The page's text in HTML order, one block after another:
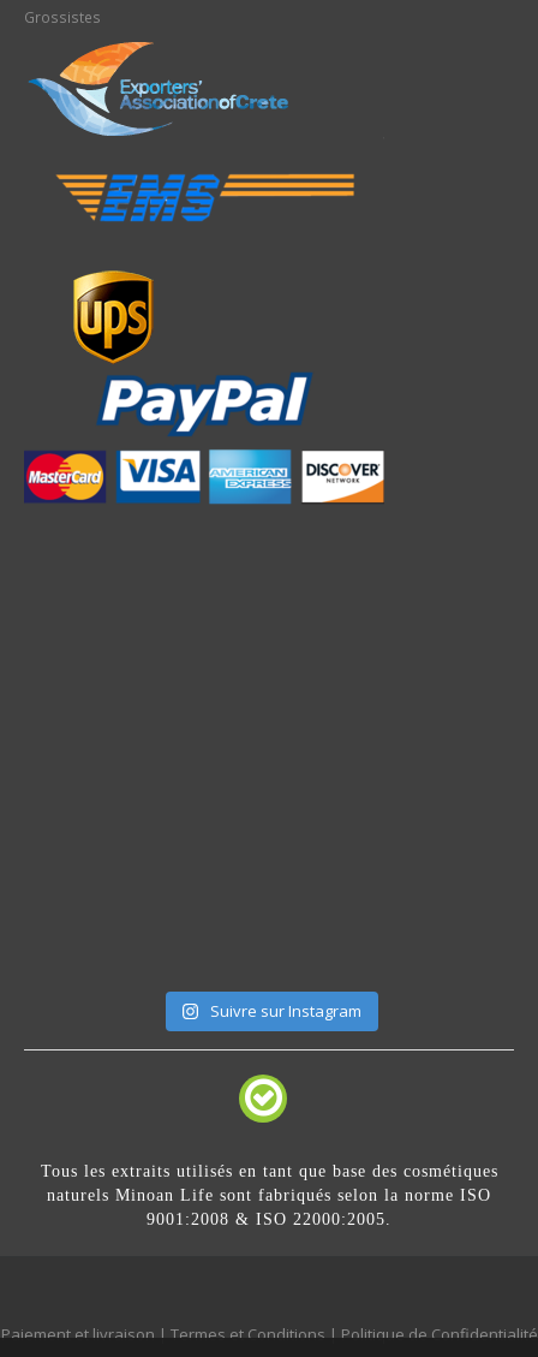
Grossistes
Suivre sur Instagram
Tous les extraits utilisés en tant que base des cosmétiques
naturels Minoan Life sont fabriqués selon la norme ISO
9001:2008 & ISO 22000:2005.
Paiement et livraison |Termes et Conditions | Politique de Confidentialité